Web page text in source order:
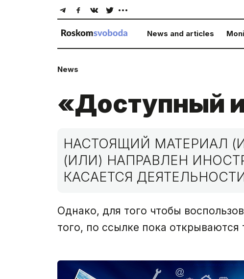
News and articles
News
«Доступный
НАСТОЯЩИЙ МАТЕРИАЛ
(ИЛИ) НАПРАВЛЕН
КАСАЕТСЯ
Однако, для того чтобы
того, по ссылке пока открываются